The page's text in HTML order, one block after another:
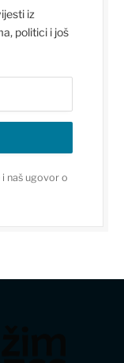
iz
politici i još
naš ugovor o